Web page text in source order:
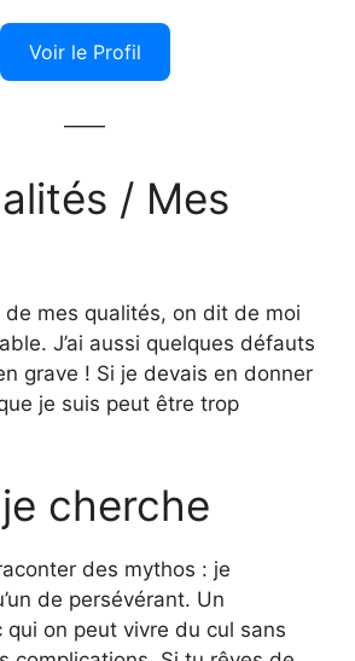
Voir le Profil
——
/ Mes
de mes qualités, on dit de moi
J’ai aussi quelques défauts
grave ! Si je devais en donner
je suis peut être trop
cherche
des mythos : je
de persévérant. Un
qui on peut vivre du cul sans